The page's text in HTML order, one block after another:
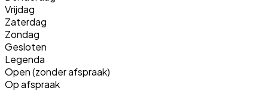
Vrijdag
Zaterdag
Zondag
Gesloten
Legenda
Open (zonder afspraak)
Op afspraak